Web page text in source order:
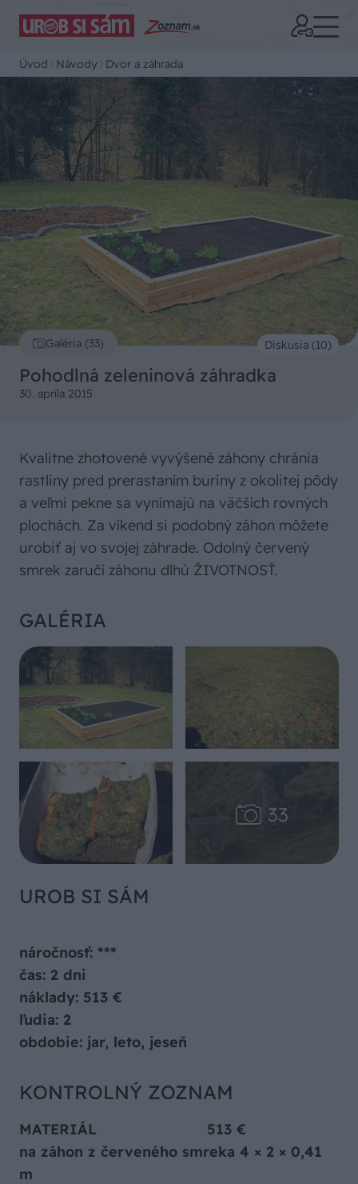
Úvod Návody Dvor a záhrada
Galéria (33)
Pohodlná zeleninová záhradka
30. apríla 2015
Diskusia (10)
Kvalitne zhotovené vyvýšené záhony chránia
rastliny pred prerastaním buriny z okolitej pôdy
a veľmi pekne sa vynímajú na väčších rovných
plochách. Za víkend si podobný záhon môžete
urobiť aj vo svojej záhrade. Odolný červený
smrek zaručí záhonu dlhú ŽIVOTNOSŤ.
GALÉRIA
UROB SI SÁM
náročnosť: ***
čas: 2 dni
náklady: 513 €
ľudia: 2
obdobie: jar, leto, jeseň
KONTROLNÝ ZOZNAM
MATERIÁL 513 €
na záhon z červeného smreka 4 × 2 × 0,41
m